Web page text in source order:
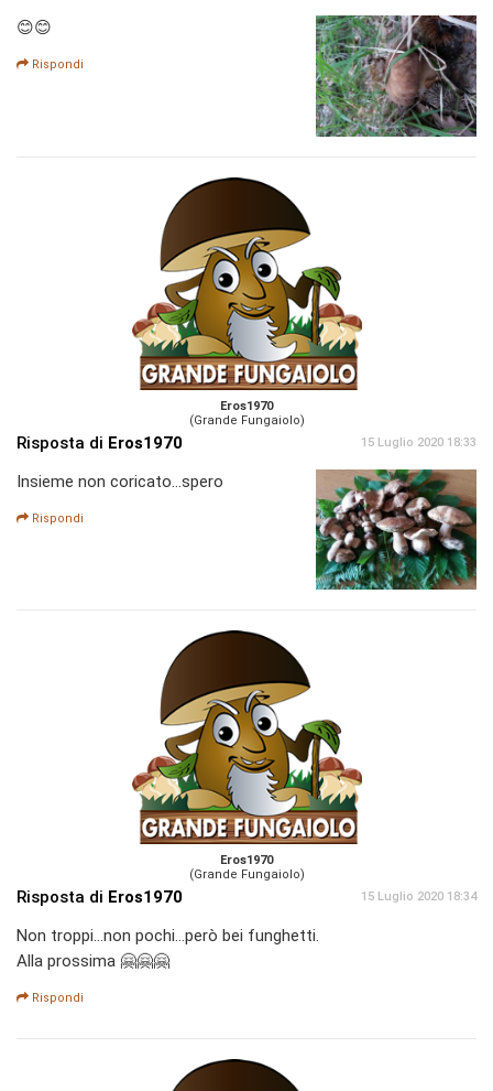
😊😊
Rispondi
Eros1970
(Grande Fungaiolo)
Risposta di Eros1970 15 Luglio 2020 18:33
Insieme non coricato...spero
Rispondi
Eros1970
(Grande Fungaiolo)
Risposta di Eros1970 15 Luglio 2020 18:34
Non troppi...non pochi...però bei funghetti.
Alla prossima 🤗🤗🤗
Rispondi